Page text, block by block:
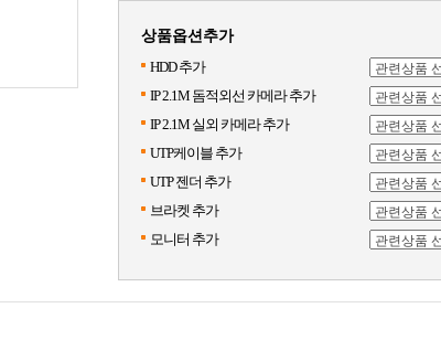
상품옵션추가
HDD 추가
IP 2.1M 돔적외선 카메라 추가
IP 2.1M 실외 카메라 추가
UTP케이블 추가
UTP 젠더 추가
브라켓 추가
모니터 추가